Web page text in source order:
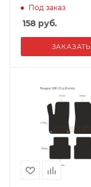
Под заказ
158 руб.
ЗАКАЗАТЬ